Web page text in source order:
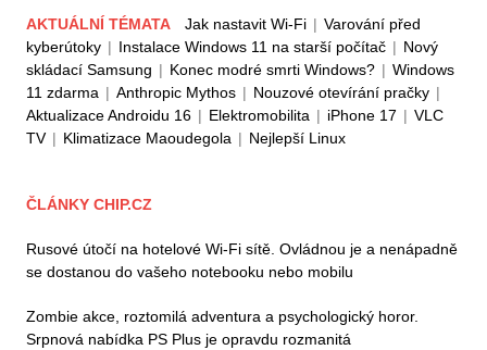
AKTUÁLNÍ TÉMATA Jak nastavit Wi-Fi | Varování před
kyberútoky | Instalace Windows 11 na starší počítač | Nový
skládací Samsung | Konec modré smrti Windows? | Windows
11 zdarma | Anthropic Mythos | Nouzové otevírání pračky |
Aktualizace Androidu 16 | Elektromobilita | iPhone 17 | VLC
TV | Klimatizace Maoudegola | Nejlepší Linux
ČLÁNKY CHIP.CZ
Rusové útočí na hotelové Wi-Fi sítě. Ovládnou je a nenápadně
se dostanou do vašeho notebooku nebo mobilu
Zombie akce, roztomilá adventura a psychologický horor.
Srpnová nabídka PS Plus je opravdu rozmanitá